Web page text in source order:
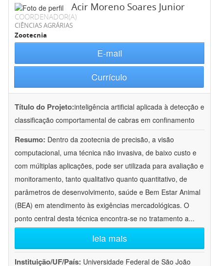
Acir Moreno Soares Junior
COORDENADOR(A)
CIÊNCIAS AGRÁRIAS
Zootecnia
E-mail
Currículo
Título do Projeto:inteligência artificial aplicada à detecção e
classificação comportamental de cabras em confinamento
Resumo: Dentro da zootecnia de precisão, a visão
computacional, uma técnica não invasiva, de baixo custo e
com múltiplas aplicações, pode ser utilizada para avaliação e
monitoramento, tanto qualitativo quanto quantitativo, de
parâmetros de desenvolvimento, saúde e Bem Estar Animal
(BEA) em atendimento às exigências mercadológicas. O
ponto central desta técnica encontra-se no tratamento a...
leia mais
Instituição/UF/País: Universidade Federal de São João